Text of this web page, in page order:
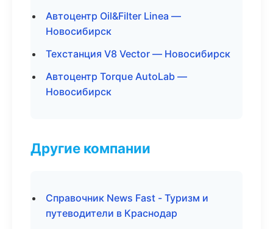
Автоцентр Oil&Filter Linea —
Новосибирск
Техстанция V8 Vector — Новосибирск
Автоцентр Torque AutoLab —
Новосибирск
Другие компании
Справочник News Fast - Туризм и
путеводители в Краснодар